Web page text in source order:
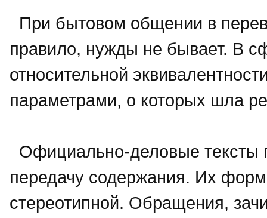
При бытовом общении в
правило, нужды не бывает. В
относительной
параметрами, о которых шла
Официально-деловые тексты
передачу содержания. Их
стереотипной. Обращения,